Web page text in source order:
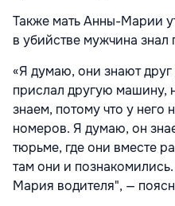
Также мать Анны-Марии
в убийстве мужчина знал
«Я думаю, они знают друг
прислал другую машину,
знаем, потому что у него
номеров. Я думаю, он
тюрьме, где они вместе
там они и
Мария водителя", —